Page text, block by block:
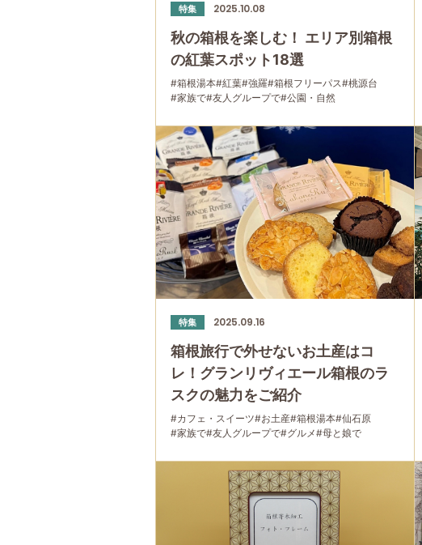
特集 2025.10.08
秋の箱根を楽しむ！ エリア別箱根
の紅葉スポット18選
#箱根湯本#紅葉#強羅#箱根フリーパス#桃源台
#家族で#友人グループで#公園・自然
特集 2025.09.16
箱根旅行で外せないお土産はコ
レ！グランリヴィエール箱根のラ
スクの魅力をご紹介
#カフェ・スイーツ#お土産#箱根湯本#仙石原
#家族で#友人グループで#グルメ#母と娘で